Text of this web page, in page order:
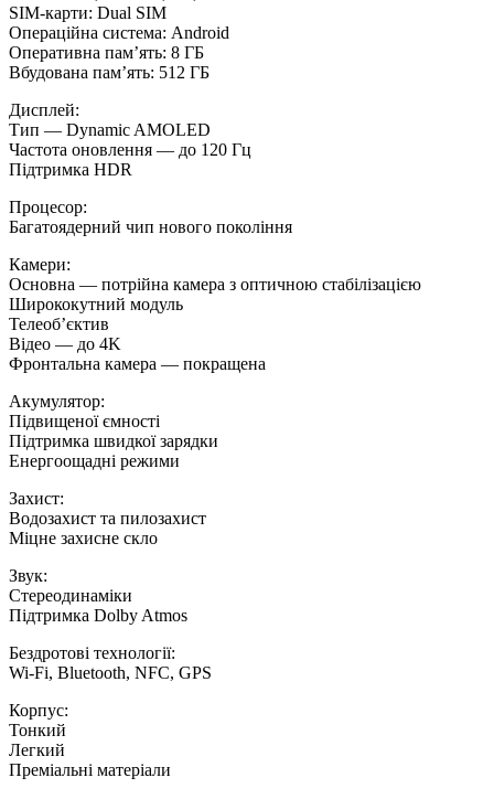
SIM-карти: Dual SIM
Операційна система: Android
Оперативна пам’ять: 8 ГБ
Вбудована пам’ять: 512 ГБ
Дисплей:
Тип — Dynamic AMOLED
Частота оновлення — до 120 Гц
Підтримка HDR
Процесор:
Багатоядерний чип нового покоління
Камери:
Основна — потрійна камера з оптичною стабілізацією
Ширококутний модуль
Телеоб’єктив
Відео — до 4K
Фронтальна камера — покращена
Акумулятор:
Підвищеної ємності
Підтримка швидкої зарядки
Енергоощадні режими
Захист:
Водозахист та пилозахист
Міцне захисне скло
Звук:
Стереодинаміки
Підтримка Dolby Atmos
Бездротові технології:
Wi-Fi, Bluetooth, NFC, GPS
Корпус:
Тонкий
Легкий
Преміальні матеріали